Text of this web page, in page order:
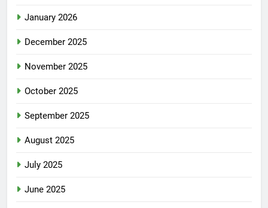
January 2026
December 2025
November 2025
October 2025
September 2025
August 2025
July 2025
June 2025